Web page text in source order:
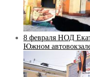
8 февраля НОД
Южном